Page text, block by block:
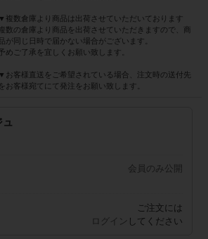
▼複数倉庫より商品は出荷させていただいております
数の倉庫より商品を出荷させていただきますので、商
が同じ日時で届かない場合がございます。
予めご了承を宜しくお願い致します。
▼お客様直送をご希望されている場合、注文時の送付先
をお客様宛てにて発注をお願い致します。
会員のみ公開
ご注文には
ログイン してください